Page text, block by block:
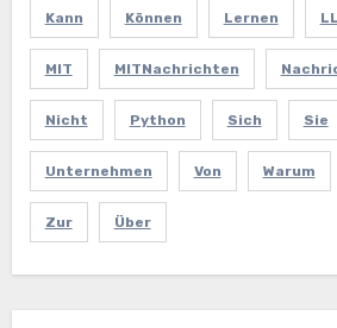
Kann Können Lernen
MIT MITNachrichten
Nicht Python Sich Sie
Unternehmen Von Warum
Zur Über